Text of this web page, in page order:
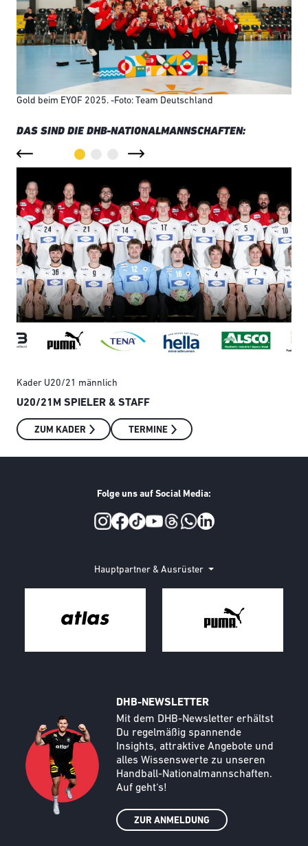
Gold beim EYOF 2025. -Foto: Team Deutschland
DAS SIND DIE DHB-NATIONALMANNSCHAFTEN:
Kader U20/21 männlich
U20/21M SPIELER & STAFF
ZUM KADER TERMINE
Folge uns auf Social Media:
Hauptpartner & Ausrüster
DHB-NEWSLETTER
Text
Mit dem DHB-Newsletter erhältst
Du regelmäßig spannende
Insights, attraktive Angebote und
alles Wissenswerte zu unseren
Handball-Nationalmannschaften.
Auf geht‘s!
ZUR ANMELDUNG